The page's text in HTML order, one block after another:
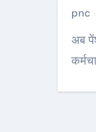
pnc
अब पेंशन के लिए नहीं लगाना पड़ेगा चक्कर नई दिल्ली :